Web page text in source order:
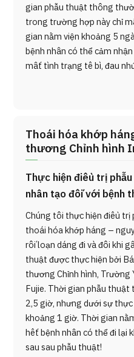
gian phẫu thuật thông
trong trường hợp này chỉ
gian nằm viện khoảng 5
bệnh nhân có thể cảm
mất tình trạng tê bì, đau
Thoái hóa khớp
thương Chỉnh hình
Thực hiện điều trị
nhân tạo đối với bệnh
Chúng tôi thực hiện điều
thoái hóa khớp háng –
rối loạn dáng đi và đôi khi
thuật được thực hiện bởi
thương Chỉnh hình, Trường
Fujie. Thời gian phẫu
2,5 giờ, nhưng dưới sự
khoảng 1 giờ. Thời gian
hết bệnh nhân có thể đi lại
sau sau phẫu thuật!